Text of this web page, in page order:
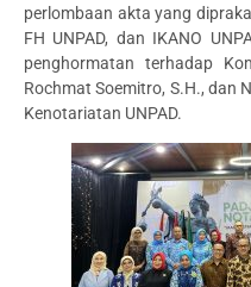
perlombaan akta yang
FH UNPAD, dan IKANO
penghormatan terhadap
Rochmat Soemitro, S.H., dan
Kenotariatan UNPAD.